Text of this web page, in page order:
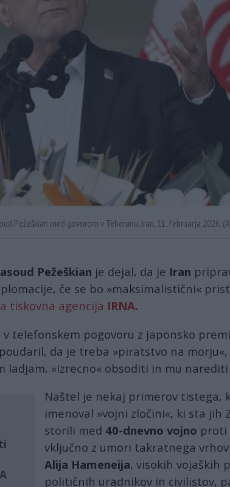
Pežeškian med govorom v Teheranu, Iran, 11. februarja 2026.
Pežeškian je dejal, da je Iran
če se bo »maksimalistični«
tiskovna agencija IRNA.
v telefonskem pogovoru z japonsko
da je treba »piratstvo na morju«,
ladjam, »izrecno« obsoditi in mu narediti
Naštel je nekaj primerov tistega,
imenoval »vojni zločini«, ki sta jih
storili med 40-dnevno vojno proti
vključno z umori takratnega
Alija Hameneija, visokih vojaških
političnih uradnikov in civilistov,